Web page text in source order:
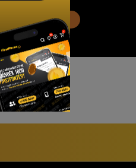
További információ